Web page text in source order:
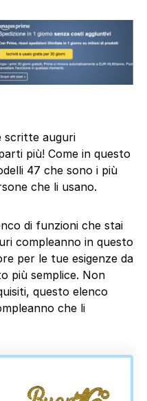
scritte auguri
più! Come in questo
47 che sono i più
che li usano.
di funzioni che stai
compleanno in questo
per le tue esigenze da
più semplice. Non
questo elenco
che li